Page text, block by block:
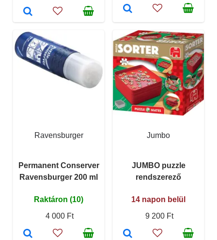
Ravensburger
Permanent Conserver
Ravensburger 200 ml
Raktáron (10)
4 000 Ft
Jumbo
JUMBO puzzle
rendszerező
14 napon belül
9 200 Ft